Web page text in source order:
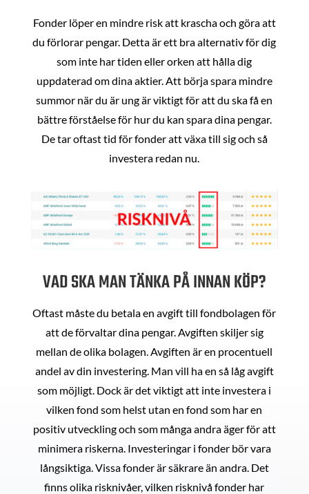
Fonder löper en mindre risk att krascha och göra att
du förlorar pengar. Detta är ett bra alternativ för dig
som inte har tiden eller orken att hålla dig
uppdaterad om dina aktier. Att börja spara mindre
summor när du är ung är viktigt för att du ska få en
bättre förståelse för hur du kan spara dina pengar.
De tar oftast tid för fonder att växa till sig och så
investera redan nu.
VAD SKA MAN TÄNKA PÅ INNAN KÖP?
Oftast måste du betala en avgift till fondbolagen för
att de förvaltar dina pengar. Avgiften skiljer sig
mellan de olika bolagen. Avgiften är en procentuell
andel av din investering. Man vill ha en så låg avgift
som möjligt. Dock är det viktigt att inte investera i
vilken fond som helst utan en fond som har en
positiv utveckling och som många andra äger för att
minimera riskerna. Investeringar i fonder bör vara
långsiktiga. Vissa fonder är säkrare än andra. Det
finns olika risknivåer, vilken risknivå fonder har